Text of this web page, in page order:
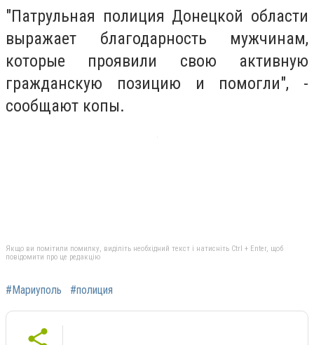
"Патрульная полиция Донецкой области
выражает благодарность мужчинам,
которые проявили свою активную
гражданскую позицию и помогли", -
сообщают копы.
Якщо ви помітили помилку, виділіть необхідний текст і натисніть Ctrl + Enter, щоб
повідомити про це редакцію
#Мариуполь #полиция